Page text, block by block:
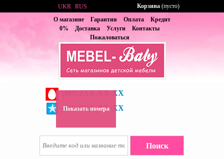
О магазине Гарантия Оплата
Кредит
0%
Доставка Услуги
Контакты
Пожаловаться
2XX-XX-XX
(067) 6XX-XX-XX
Показать номера
UKR RUS Корзина (пусто)